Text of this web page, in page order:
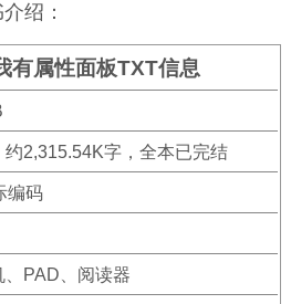
绍：
有属性面板TXT信息
约2,315.54K字，全本已完结
编码
、PAD、阅读器